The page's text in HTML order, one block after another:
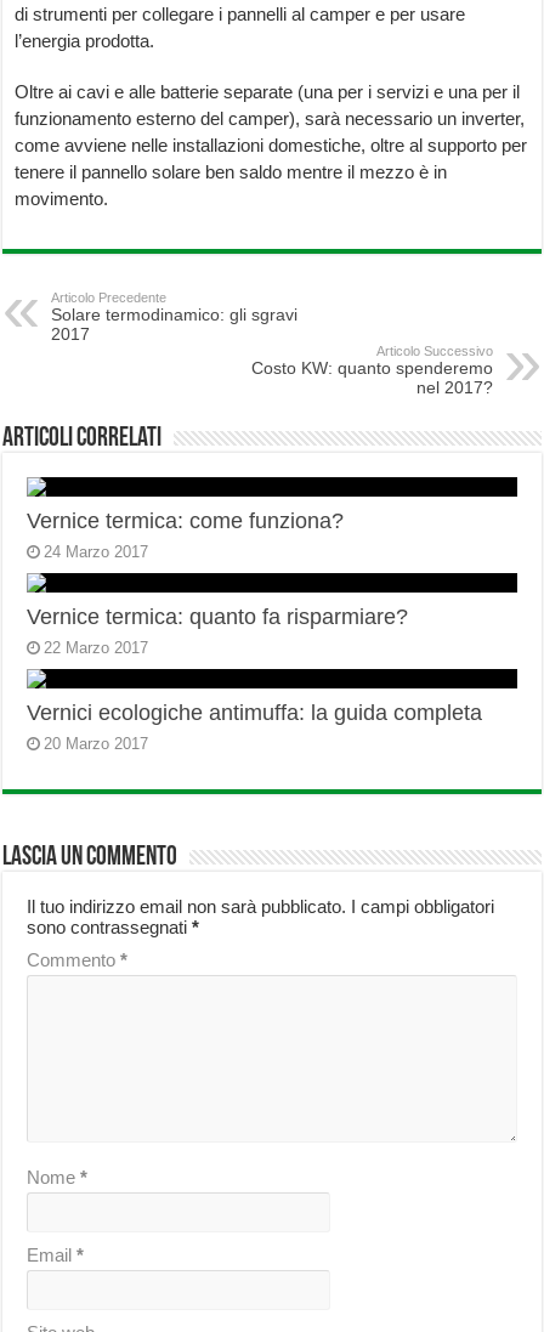
di strumenti per collegare i pannelli al camper e per usare
l’energia prodotta.
Oltre ai cavi e alle batterie separate (una per i servizi e una per il
funzionamento esterno del camper), sarà necessario un inverter,
come avviene nelle installazioni domestiche, oltre al supporto per
tenere il pannello solare ben saldo mentre il mezzo è in
movimento.
Articolo Precedente
Solare termodinamico: gli sgravi
2017
Articolo Successivo
Costo KW: quanto spenderemo
nel 2017?
Articoli correlati
Vernice termica: come funziona?
24 Marzo 2017
Vernice termica: quanto fa risparmiare?
22 Marzo 2017
Vernici ecologiche antimuffa: la guida completa
20 Marzo 2017
Lascia un commento
Il tuo indirizzo email non sarà pubblicato. I campi obbligatori
sono contrassegnati*
Commento*
Nome*
Email*